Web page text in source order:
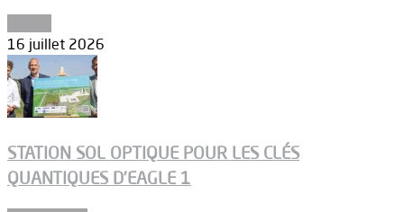
16 juillet 2026
STATION SOL OPTIQUE POUR LES CLÉS
QUANTIQUES D’EAGLE 1